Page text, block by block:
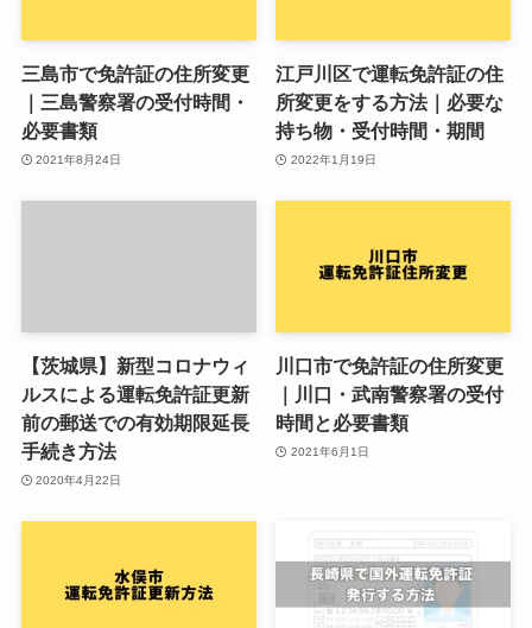
三島市で免許証の住所変更
｜三島警察署の受付時間・
必要書類
2021年8月24日
江戸川区で運転免許証の住
所変更をする方法｜必要な
持ち物・受付時間・期間
2022年1月19日
【茨城県】新型コロナウィ
ルスによる運転免許証更新
前の郵送での有効期限延長
手続き方法
2020年4月22日
川口市で免許証の住所変更
｜川口・武南警察署の受付
時間と必要書類
2021年6月1日